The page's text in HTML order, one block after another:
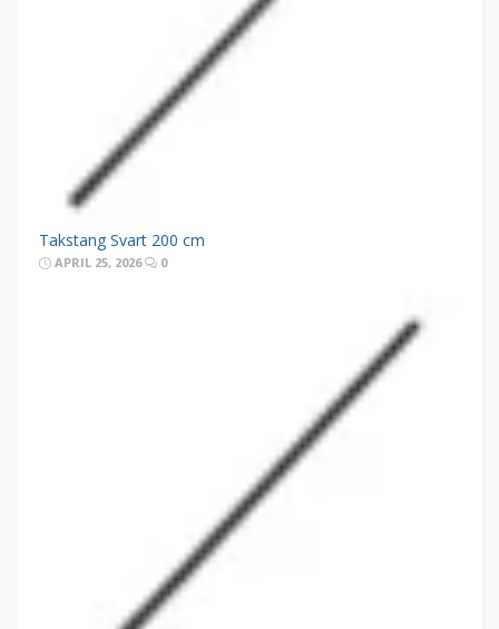
Takstang Svart 200 cm
APRIL 25, 2026 0